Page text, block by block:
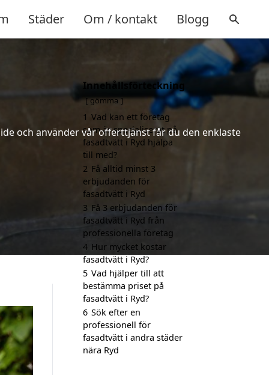
Städer Om / kontakt Blogg
och använder vår offerttjänst får du den enklaste
Innehållsförteckning
gömma
1 Vad kan ett företag
som är specialiserat på
fasadtvätt i Ryd hjälpa
till med?
2 Få alltid minst 3
erbjudanden för
fasadtvätt i Ryd
3 Få 3 erbjudanden för
fasadtvätt i Ryd från
professionella företag
4 Hur mycket kostar
fasadtvätt i Ryd?
5 Vad hjälper till att
bestämma priset på
fasadtvätt i Ryd?
6 Sök efter en
professionell för
fasadtvätt i andra städer
nära Ryd